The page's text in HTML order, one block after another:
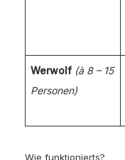
Werwolf (à 8 – 15
Personen)
Wie funktionierts?